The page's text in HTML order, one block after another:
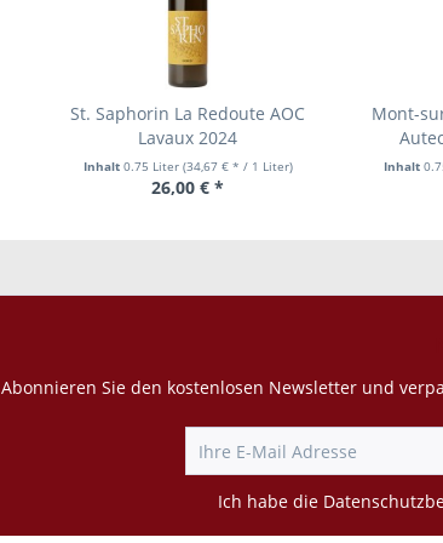
St. Saphorin La Redoute AOC
Lavaux 2024
Inhalt 0.75 Liter (34,67 € * / 1 Liter)
26,00 € *
Mont-
Inhalt
Abonnieren Sie den kostenlosen Newsletter und
Ich habe die